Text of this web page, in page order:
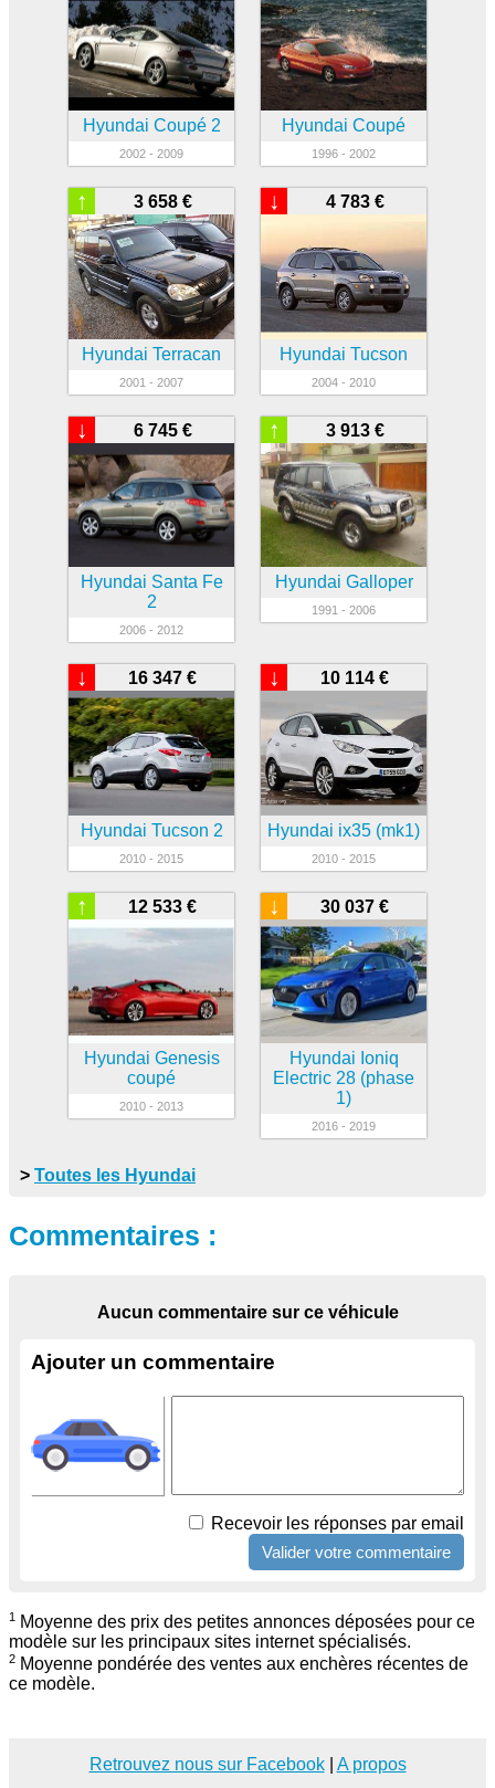
Hyundai Coupé 2
2002 - 2009
Hyundai Coupé
1996 - 2002
3 658 €
↑
Hyundai Terracan
2001 - 2007
4 783 €
↓
Hyundai Tucson
2004 - 2010
6 745 €
↓
Hyundai Santa Fe
2
2006 - 2012
3 913 €
↑
Hyundai Galloper
1991 - 2006
16 347 €
↓
Hyundai Tucson 2
2010 - 2015
10 114 €
↓
Hyundai ix35 (mk1)
2010 - 2015
12 533 €
↑
Hyundai Genesis
coupé
2010 - 2013
30 037 €
↓
Hyundai Ioniq
Electric 28 (phase
1)
2016 - 2019
> Toutes les Hyundai
Commentaires :
Aucun commentaire sur ce véhicule
Ajouter un commentaire
Recevoir les réponses par email
1
Moyenne des prix des petites annonces déposées pour ce
modèle sur les principaux sites internet spécialisés.
2 Moyenne pondérée des ventes aux enchères récentes de
ce modèle.
Retrouvez nous sur Facebook| A propos